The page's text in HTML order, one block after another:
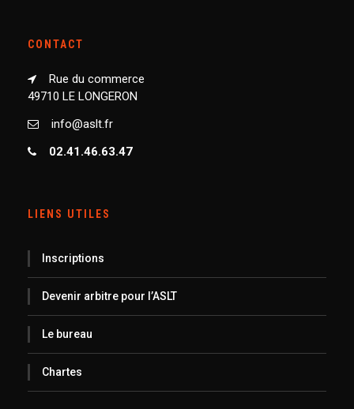
CONTACT
Rue du commerce
49710 LE LONGERON
info@aslt.fr
02.41.46.63.47
LIENS UTILES
Inscriptions
Devenir arbitre pour l’ASLT
Le bureau
Chartes